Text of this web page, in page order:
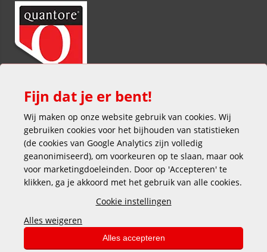
Veilig en gemakkelijk betalen
Fijn dat je er bent!
Wij maken op onze website gebruik van cookies. Wij
gebruiken cookies voor het bijhouden van statistieken
(de cookies van Google Analytics zijn volledig
geanonimiseerd), om voorkeuren op te slaan, maar ook
voor marketingdoeleinden. Door op 'Accepteren' te
klikken, ga je akkoord met het gebruik van alle cookies.
Cookie instellingen
Alles weigeren
Alles accepteren